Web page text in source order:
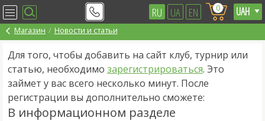
RU UA EN 0
Магазин Новости и статьи
Для того, чтобы добавить на сайт клуб, турнир или
статью, необходимо зарегистрироваться. Это
займет у вас всего несколько минут. После
регистрации вы дополнительно сможете:
В информационном разделе